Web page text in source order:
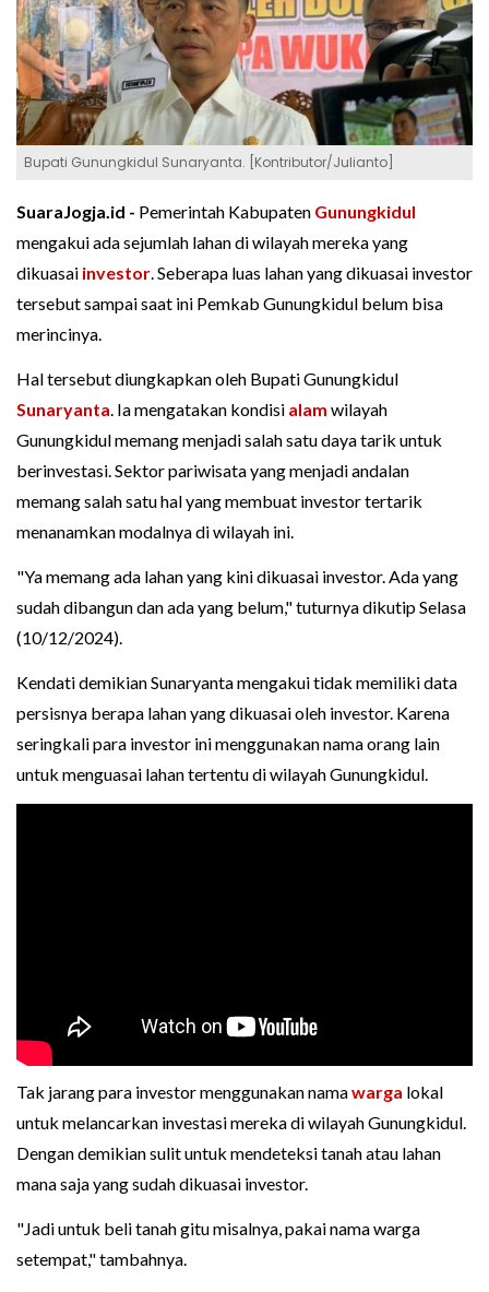
Bupati Gunungkidul Sunaryanta. [Kontributor/Julianto]
SuaraJogja.id - Pemerintah Kabupaten Gunungkidul
mengakui ada sejumlah lahan di wilayah mereka yang
dikuasai investor. Seberapa luas lahan yang dikuasai investor
tersebut sampai saat ini Pemkab Gunungkidul belum bisa
merincinya.
Hal tersebut diungkapkan oleh Bupati Gunungkidul
Sunaryanta. Ia mengatakan kondisi alam wilayah
Gunungkidul memang menjadi salah satu daya tarik untuk
berinvestasi. Sektor pariwisata yang menjadi andalan
memang salah satu hal yang membuat investor tertarik
menanamkan modalnya di wilayah ini.
"Ya memang ada lahan yang kini dikuasai investor. Ada yang
sudah dibangun dan ada yang belum," tuturnya dikutip Selasa
(10/12/2024).
Kendati demikian Sunaryanta mengakui tidak memiliki data
persisnya berapa lahan yang dikuasai oleh investor. Karena
seringkali para investor ini menggunakan nama orang lain
untuk menguasai lahan tertentu di wilayah Gunungkidul.
Tak jarang para investor menggunakan namawarga lokal
untuk melancarkan investasi mereka di wilayah Gunungkidul.
Dengan demikian sulit untuk mendeteksi tanah atau lahan
mana saja yang sudah dikuasai investor.
"Jadi untuk beli tanah gitu misalnya, pakai nama warga
setempat," tambahnya.